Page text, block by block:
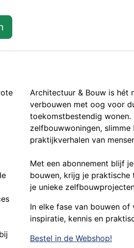
Architectuur & Bouw is hét
verbouwen met oog voor
toekomstbestendig
zelfbouwwoningen,
praktijkverhalen van
Met een abonnement blijf
bouwen, krijg je
je unieke
In elke fase van bouwen
inspiratie, kennis en
Bestel in de Webshop!